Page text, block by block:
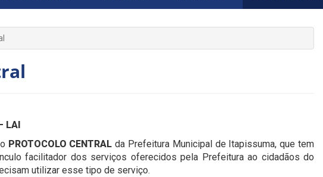
LAI
PROTOCOLO CENTRAL da Prefeitura Municipal de Itapissuma, que tem
facilitador dos serviços oferecidos pela Prefeitura ao cidadãos do
utilizar esse tipo de serviço.